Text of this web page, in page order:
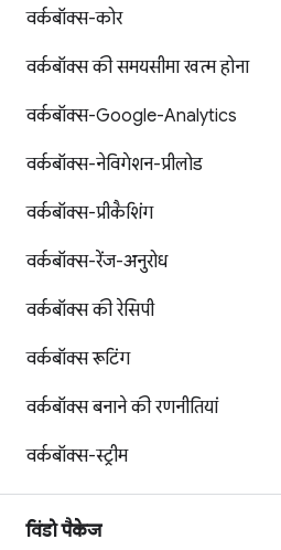
वर्कबॉक्स-कोर
वर्कबॉक्स की समयसीमा खत्म होना
वर्कबॉक्स-Google-Analytics
वर्कबॉक्स-नेविगेशन-प्रीलोड
वर्कबॉक्स-प्रीकैशिंग
वर्कबॉक्स-रेंज-अनुरोध
वर्कबॉक्स की रेसिपी
वर्कबॉक्स रूटिंग
वर्कबॉक्स बनाने की रणनीतियां
वर्कबॉक्स-स्ट्रीम
विंडो पैकेज